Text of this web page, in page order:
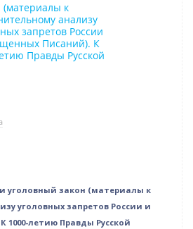
уголовный закон (материалы к
уголовных запретов России и
1000-летию Правды Русской